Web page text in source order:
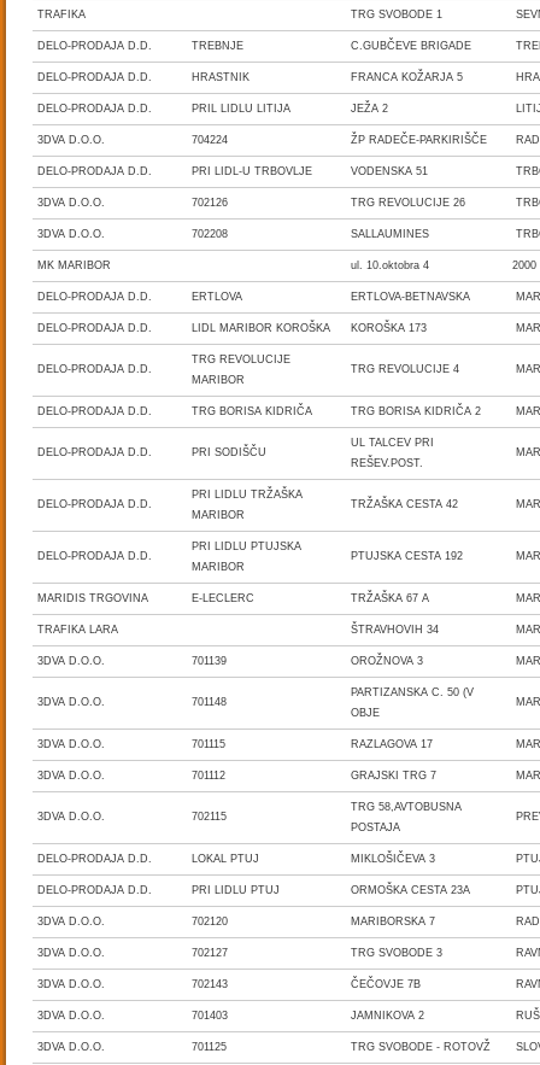
TRAFIKA TRG SVOBODE 1
DELO-PRODAJA D.D. TREBNJE C.GUBČEVE BRIGADE
DELO-PRODAJA D.D. HRASTNIK FRANCA KOŽARJA 5
DELO-PRODAJA D.D. PRIL LIDLU LITIJA JEŽA 2
3DVA D.O.O. 704224 ŽP RADEČE-PARKIRIŠČE
DELO-PRODAJA D.D. PRI LIDL-U TRBOVLJE VODENSKA 51
3DVA D.O.O. 702126 TRG REVOLUCIJE 26
3DVA D.O.O. 702208 SALLAUMINES
MK MARIBOR ul. 10.oktobra 4
DELO-PRODAJA D.D. ERTLOVA ERTLOVA-BETNAVSKA
DELO-PRODAJA D.D. LIDL MARIBOR KOROŠKA KOROŠKA 173
DELO-PRODAJA D.D.
TRG REVOLUCIJE
MARIBOR
TRG REVOLUCIJE 4
DELO-PRODAJA D.D. TRG BORISA KIDRIČA TRG BORISA KIDRIČA 2
DELO-PRODAJA D.D. PRI SODIŠČU
UL TALCEV PRI
REŠEV.POST.
DELO-PRODAJA D.D.
PRI LIDLU TRŽAŠKA
MARIBOR
TRŽAŠKA CESTA 42
DELO-PRODAJA D.D.
PRI LIDLU PTUJSKA
MARIBOR
PTUJSKA CESTA 192
MARIDIS TRGOVINA E-LECLERC TRŽAŠKA 67 A
TRAFIKA LARA ŠTRAVHOVIH 34
3DVA D.O.O. 701139 OROŽNOVA 3
3DVA D.O.O. 701148
PARTIZANSKA C. 50 (V
OBJE
3DVA D.O.O. 701115 RAZLAGOVA 17
3DVA D.O.O. 701112 GRAJSKI TRG 7
3DVA D.O.O. 702115
TRG 58,AVTOBUSNA
POSTAJA
DELO-PRODAJA D.D. LOKAL PTUJ MIKLOŠIČEVA 3
DELO-PRODAJA D.D. PRI LIDLU PTUJ ORMOŠKA CESTA 23A
3DVA D.O.O. 702120 MARIBORSKA 7
3DVA D.O.O. 702127 TRG SVOBODE 3
3DVA D.O.O. 702143 ČEČOVJE 7B
3DVA D.O.O. 701403 JAMNIKOVA 2
3DVA D.O.O. 701125 TRG SVOBODE - ROTOVŽ